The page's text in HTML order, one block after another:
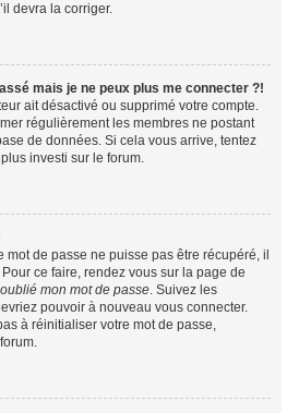
devra la corriger.
mais je ne peux plus me connecter ?!
ait désactivé ou supprimé votre compte.
régulièrement les membres ne postant
de données. Si cela vous arrive, tentez
investi sur le forum.
mot de passe ne puisse pas être récupéré, il
ce faire, rendez vous sur la page de
oublié mon mot de passe. Suivez les
pouvoir à nouveau vous connecter.
à réinitialiser votre mot de passe,